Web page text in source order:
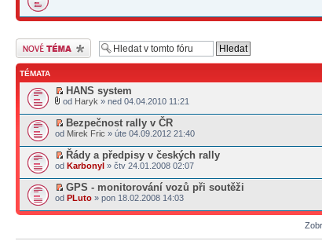
Odeslat nové téma
TÉMATA
HANS system
od Haryk » ned 04.04.2010 11:21
Bezpečnost rally v ČR
od Mirek Fric » úte 04.09.2012 21:40
Řády a předpisy v českých rally
od Karbonyl » čtv 24.01.2008 02:07
GPS - monitorování vozů při soutěži
od PLuto » pon 18.02.2008 14:03